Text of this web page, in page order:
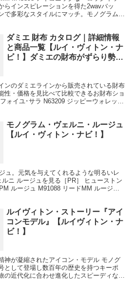
らインスピレーションを得た2wavバッ
で多彩なスタイルにマッチ。モノグラム･
ダミエ 財布 カタログ｜詳細情報
と商品一覧【ルイ・ヴィトン・ナ
ビ！】ダミエの財布がずらり勢揃
ンのダミエラインから販売されている財布
性・価格を見比べて比較できるお財布ショ
ォイユ･サラ N63209 ジッピーウォレット
モノグラム・ヴェルニ・ルージュ
【ルイ・ヴィトン・ナビ！】
ュ。元気を与えてくれるような明るいレ
ニ ルージュを見る［PR］ ヒューストン
ルージュ M91088 リードMM ルージュ
ルイヴィトン・ストーリー『アイ
コンモデル』【ルイヴィトン・ナ
ビ！】
神が凝縮されたアイコン・モデル モノグ
として登場し数百年の歴史を持つキーポ
の近代化に合わせ進化したスピーディな